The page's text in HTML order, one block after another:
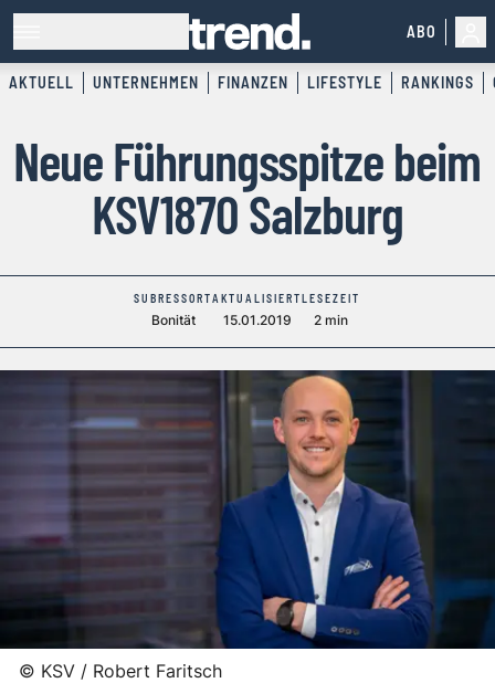
ABO
AKTUELL UNTERNEHMEN FINANZEN LIFESTYLE RANKINGS
Neue Führungsspitze beim
KSV1870 Salzburg
SUBRESSORT
Bonität
AKTUALISIERT
15.01.2019
LESEZEIT
2 min
© KSV / Robert Faritsch